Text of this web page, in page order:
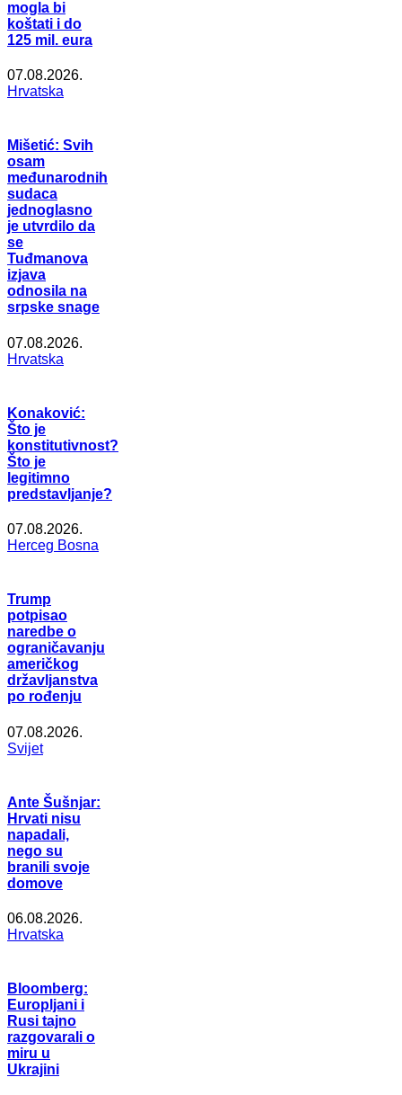
mogla bi
koštati i do
125 mil. eura
07.08.2026.
Hrvatska
Mišetić: Svih
osam
međunarodnih
sudaca
jednoglasno
je utvrdilo da
se
Tuđmanova
izjava
odnosila na
srpske snage
07.08.2026.
Hrvatska
Konaković:
Što je
konstitutivnost?
Što je
legitimno
predstavljanje?
07.08.2026.
Herceg Bosna
Trump
potpisao
naredbe o
ograničavanju
američkog
državljanstva
po rođenju
07.08.2026.
Svijet
Ante Šušnjar:
Hrvati nisu
napadali,
nego su
branili svoje
domove
06.08.2026.
Hrvatska
Bloomberg:
Europljani i
Rusi tajno
razgovarali o
miru u
Ukrajini